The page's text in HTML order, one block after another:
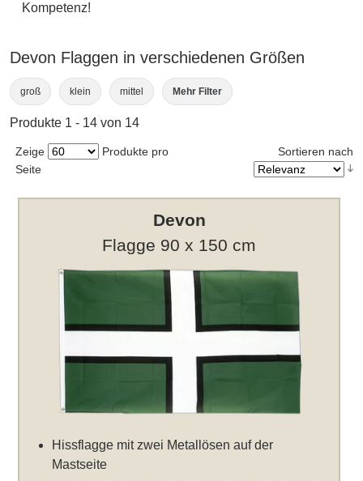
Kompetenz!
Devon Flaggen in verschiedenen Größen
groß klein mittel Mehr Filter
Produkte 1 - 14 von 14
Zeige
Produkte pro
Seite
Sortieren nach
Devon
Flagge 90 x 150 cm
Hissflagge mit zwei Metallösen auf der
Mastseite